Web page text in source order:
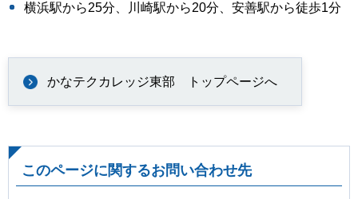
横浜駅から25分、川崎駅から20分、安善駅から徒歩1分
かなテクカレッジ東部 トップページへ
このページに関するお問い合わせ先